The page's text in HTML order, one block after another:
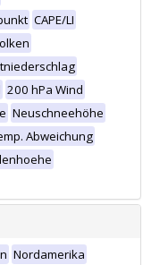
CAPE/LI
200 hPa Wind
Neuschneehöhe
Abweichung
Nordamerika